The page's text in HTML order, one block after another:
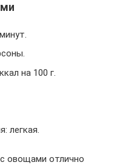
на 100 г.
легкая.
овощами отлично